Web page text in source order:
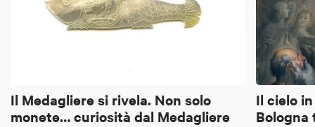
Il Medagliere si rivela. Non solo
monete… curiosità dal Medagliere
Il cielo
Bologna